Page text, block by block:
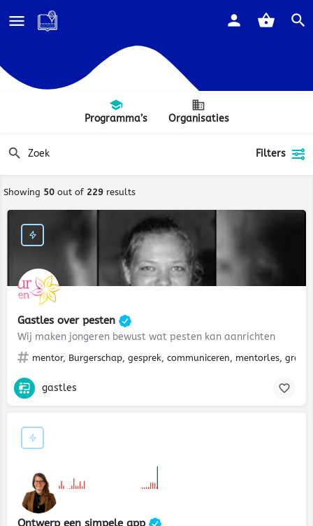
Programma’s Organisaties
Filters
Showing 50 out of 229 results
Gastles over pesten
Wij maken jongeren bewust wat pesten kan aanrichten
mentor, Burgerschap, gesprek, communiceren, mentorles,
gastles
Ontwerp een simpele app